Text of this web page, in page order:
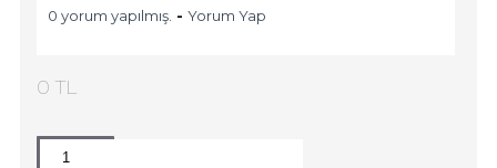
0 yorum yapılmış. - Yorum Yap
0 TL